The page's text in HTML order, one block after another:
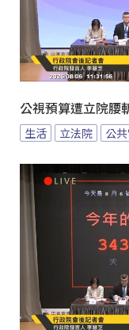
公視預算遭立院腰
生活 立法院 公